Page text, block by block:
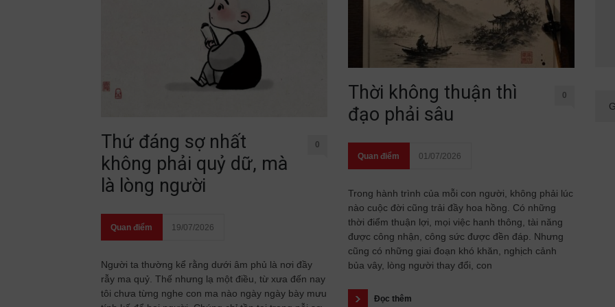
Thứ đáng sợ nhất
không phải quỷ dữ, mà
là lòng người
0
Quan điểm 19/07/2026
Người ta thường kể rằng dưới âm phủ là nơi đầy
rẫy ma quỷ. Thế nhưng lạ một điều, từ xưa đến nay
tôi chưa từng nghe con ma nào ngày ngày bày mưu
Thời không thuận thì
đạo phải sâu
0
Quan điểm 01/07/2026
Trong hành trình của mỗi con người, không phải lúc
nào cuộc đời cũng trải đầy hoa hồng. Có những
thời điểm thuận lợi, mọi việc hanh thông, tài năng
được công nhận, công sức được đền đáp. Nhưng
cũng có những giai đoạn khó khăn, nghịch cảnh
bủa vây, lòng người thay đổi, con
Đọc thêm